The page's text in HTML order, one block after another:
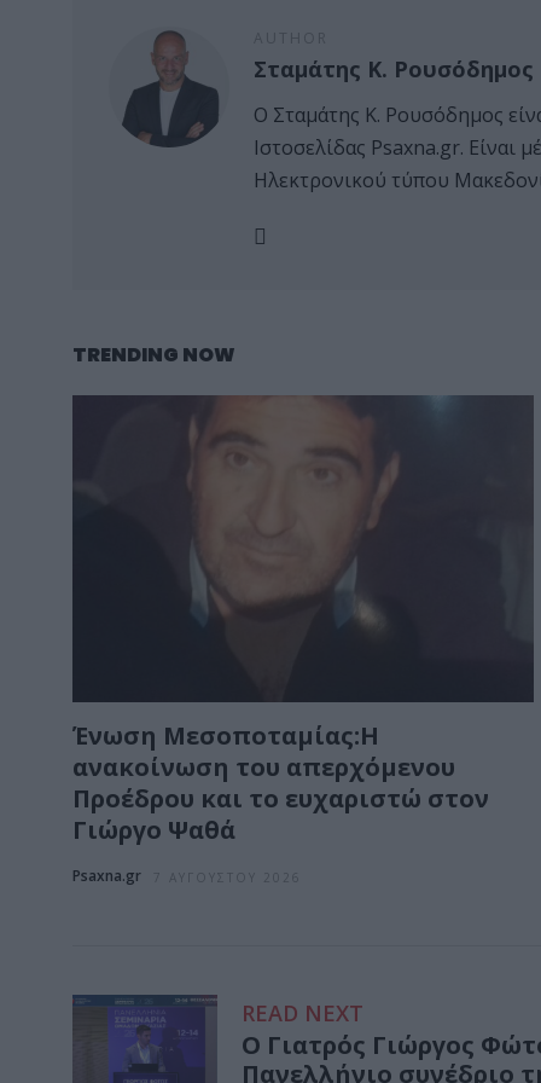
Σταμάτης Κ. Ρουσόδημος
Ο Σταμάτης Κ. Ρουσόδημος
Ιστοσελίδας Psaxna.gr.
Ηλεκτρονικού τύπου
TRENDING NOW
Ένωση Μεσοποταμίας:Η
ανακοίνωση του απερχόμενου
Προέδρου και το ευχαριστώ στον
Γιώργο Ψαθά
Psaxna.gr 7 ΑΥΓΟΎΣΤΟΥ 2026
READ NEXT
Ο Γιατρός Γιώργος
Πανελλήνιο συνέδριο